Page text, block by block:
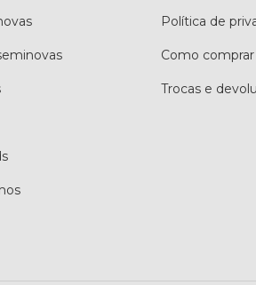
Política de
Como comprar
Trocas e